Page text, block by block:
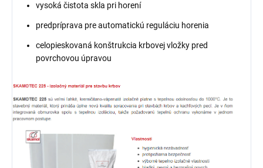
vysoká čistota skla pri horení
predpríprava pre automatickú reguláciu horenia
celopieskovaná konštrukcia krbovej vložky pred
povrchovou úpravou